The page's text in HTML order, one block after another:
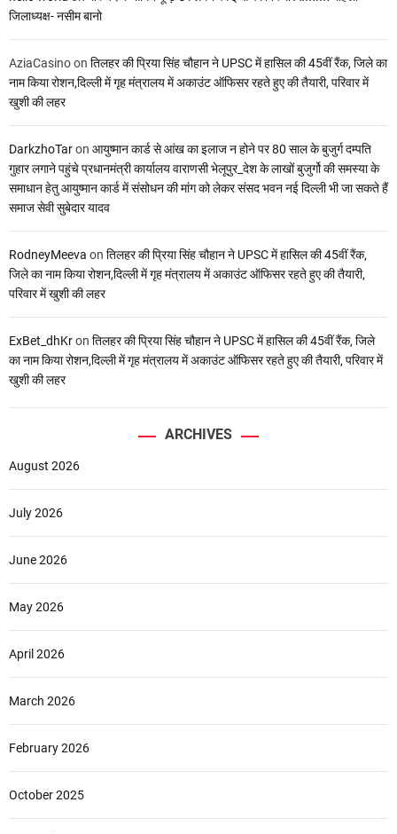
जिलाध्यक्ष- नसीम बानो
AziaCasinoon तिलहर की प्रिया सिंह चौहान ने UPSC में हासिल की 45वीं रैंक, जिले का
नाम किया रोशन,दिल्ली में गृह मंत्रालय में अकाउंट ऑफिसर रहते हुए की तैयारी, परिवार में
खुशी की लहर
DarkzhoTaron आयुष्मान कार्ड से आंख का इलाज न होने पर 80 साल के बुजुर्ग दम्पति
गुहार लगाने पहुंचे प्रधानमंत्री कार्यालय वाराणसी भेलूपुर_देश के लाखों बुजुर्गो की समस्या के
समाधान हेतु आयुष्मान कार्ड में संसोधन की मांग को लेकर संसद भवन नई दिल्ली भी जा सकते हैं
समाज सेवी सुबेदार यादव
RodneyMeeva on तिलहर की प्रिया सिंह चौहान ने UPSC में हासिल की 45वीं रैंक,
जिले का नाम किया रोशन,दिल्ली में गृह मंत्रालय में अकाउंट ऑफिसर रहते हुए की तैयारी,
परिवार में खुशी की लहर
ExBet_dhKron तिलहर की प्रिया सिंह चौहान ने UPSC में हासिल की 45वीं रैंक, जिले
का नाम किया रोशन,दिल्ली में गृह मंत्रालय में अकाउंट ऑफिसर रहते हुए की तैयारी, परिवार में
खुशी की लहर
ARCHIVES
August 2026
July 2026
June 2026
May 2026
April 2026
March 2026
February 2026
October 2025